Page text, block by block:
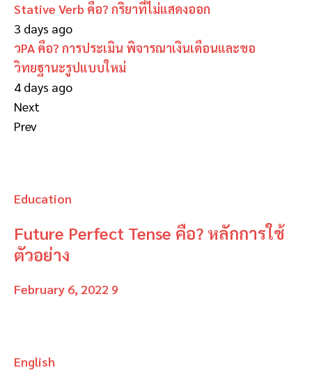
Stative Verb คือ? กริยาที่ไม่แสดงออก
3 days ago
วPA คือ? การประเมิน พิจารณาเงินเดือนและขอ
วิทยฐานะรูปแบบใหม่
4 days ago
Next
Prev
Education
Future Perfect Tense คือ? หลักการใช้
ตัวอย่าง
February 6, 2022 9
English